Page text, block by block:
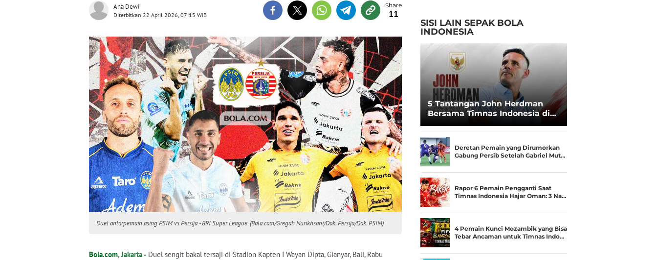
Ana Dewi
Diterbitkan 22 April 2026, 07:15 WIB 11
Duel antarpemain asing PSIM vs Persija - BRI Super League. (Bola.com/Gregah Nurikhsani/Dok. Persija/Dok. PSIM)
Bola.com, Jakarta - Duel sengit bakal tersaji di Stadion Kapten I Wayan Dipta, Gianyar, Bali, Rabu
SISI LAIN SEPAK BOLA
INDONESIA
5 Tantangan John Herdman
Bersama Timnas Indonesia di
Spesialis Runner-up Menjadi
Juara
Deretan Pemain yang Dirumorkan
Gabung Persib Setelah Gabriel Mut…
Rapor 6 Pemain Pengganti Saat
Timnas Indonesia Hajar Oman: 3 Na…
4 Pemain Kunci Mozambik yang Bisa
Tebar Ancaman untuk Timnas Indo…